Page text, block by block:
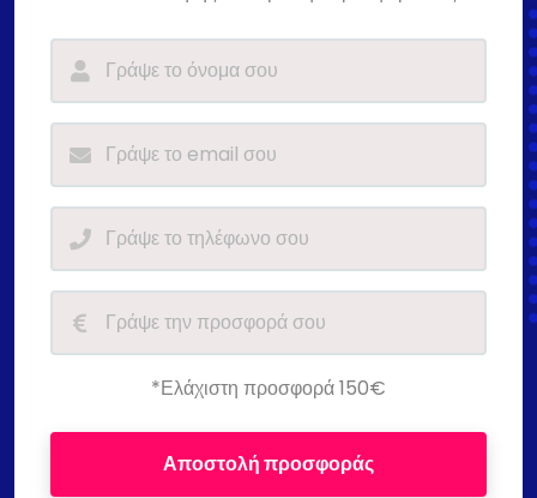
*Ελάχιστη προσφορά 150€
Αποστολή προσφοράς